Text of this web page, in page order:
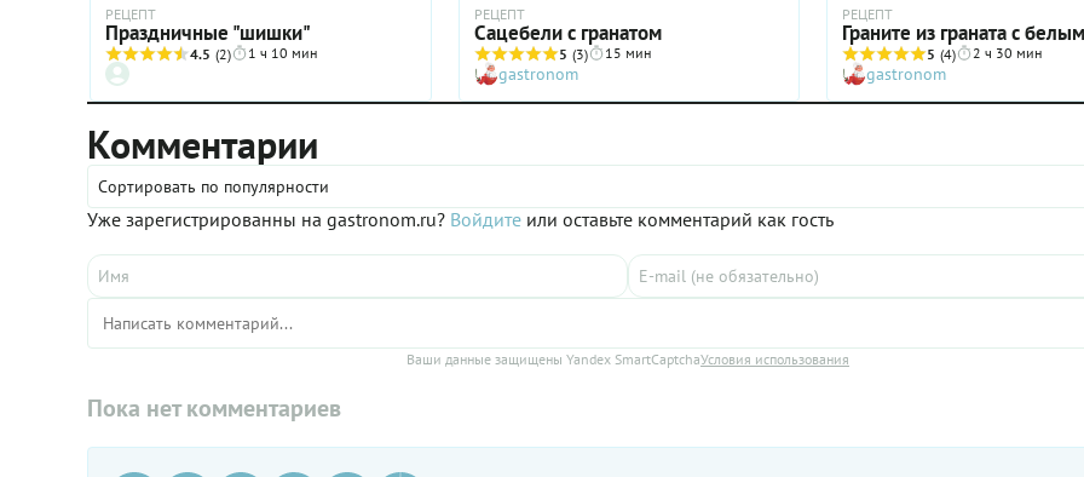
РЕЦЕПТ
Праздничные "шишки"
4.5 (2) 1 ч 10 мин
РЕЦЕПТ
Сацебели с гранатом
5 (3) 15 мин
gastronom
РЕЦЕПТ
Граните из граната с
5 (4) 2 ч 30 мин
gastronom
Комментарии
Сортировать по популярности
Уже зарегистрированны на gastronom.ru? Войдите или оставьте комментарий как гость
Ваши данные защищены Yandex SmartCaptchaУсловия использования
Пока нет комментариев